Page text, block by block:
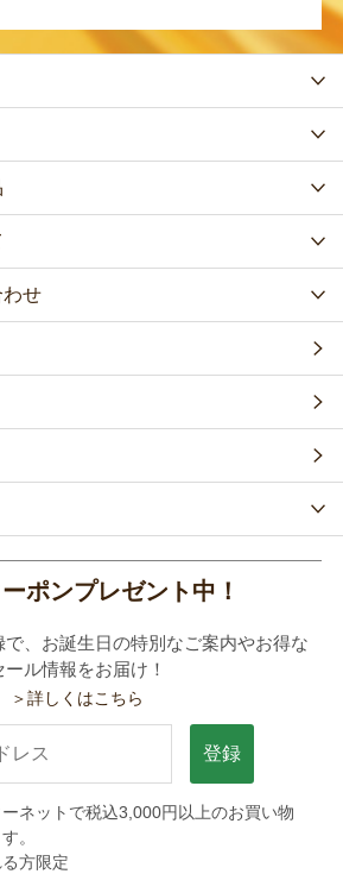
せ
ポンプレゼント中！
で、お誕生日の特別なご案内やお得な
ール情報をお届け！
＞詳しくはこちら
登録
ネットで税込3,000円以上のお買い物
。
方限定